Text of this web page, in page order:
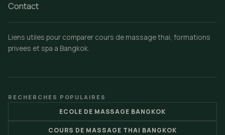
Contact
Liens utiles pour comparer cours de massage thai, formations
privees et spa a Bangkok.
RECHERCHES POPULAIRES
ECOLE DE MASSAGE BANGKOK
COURS DE MASSAGE THAI BANGKOK